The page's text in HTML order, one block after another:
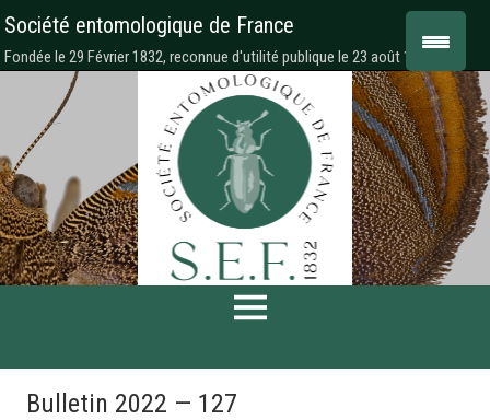
Société entomologique de France
Fondée le 29 Février 1832, reconnue d'utilité publique le 23 août 1878
Bulletin 2022 — 127